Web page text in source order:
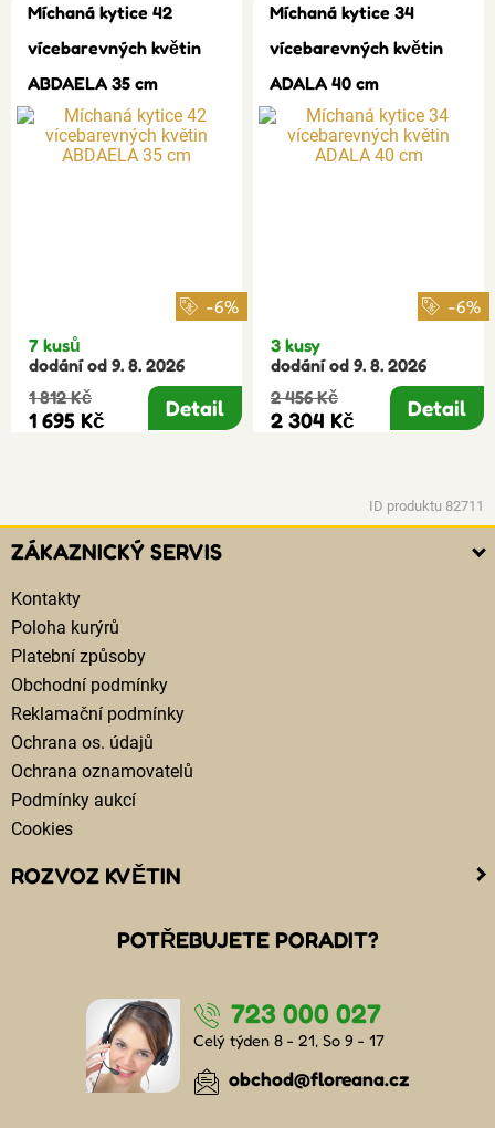
Míchaná kytice 42
vícebarevných květin
ABDAELA 35 cm
-6%
7 kusů
dodání od 9. 8. 2026
1 812 Kč
1 695 Kč Detail
Míchaná kytice 34
vícebarevných květin
ADALA 40 cm
-6%
3 kusy
dodání od 9. 8. 2026
2 456 Kč
2 304 Kč Detail
ID produktu 82711
ZÁKAZNICKÝ SERVIS
Kontakty
Poloha kurýrů
Platební způsoby
Obchodní podmínky
Reklamační podmínky
Ochrana os. údajů
Ochrana oznamovatelů
Podmínky aukcí
Cookies
ROZVOZ KVĚTIN
Kam doručujeme květiny
Cena za doručení květin
Doručení květin sledujete online
Kdo jsou lidé, kteří doručují kytice
Odkud květiny doručujeme
POTŘEBUJETE PORADIT?
723 000 027
Celý týden 8 - 21, So 9 - 17
obchod@floreana.cz